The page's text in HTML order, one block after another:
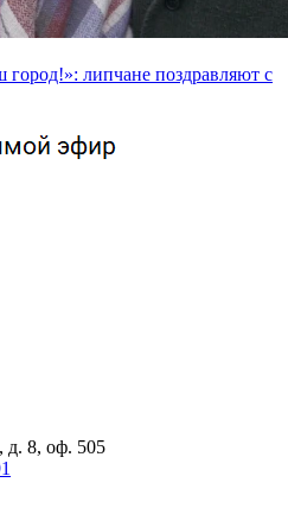
город!»: липчане поздравляют с
д. 8, оф. 505